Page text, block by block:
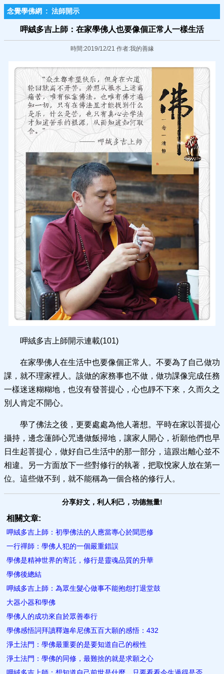
念覺學佛網 : 法師開示
呷絨多吉上師：在家學佛人也要像個正常人一樣生活
時間:2019/12/21 作者:我的善緣
呷絨多吉上師開示連載(101)
在家學佛人在生活中也要像個正常人。不要為了自己做功
課，就不理家裡人。該做的家務事也不做，做功課像完成任務
一樣迷迷糊糊地，也沒有發菩提心，心也靜不下來，久而久之
別人肯定不開心。
學了佛法之後，更要處處為他人著想。平時在家以菩提心
攝持，邊念蓮師心咒邊做飯掃地，讓家人開心，祈願他們也早
日生起菩提心，做好自己生活中的那一部分，這跟出離心並不
相違。另一方面放下一些對修行的執著，把取悅家人放在第一
位。這些做不到，就不能稱為一個合格的修行人。
分享好文，利人利己，功德無量!
相關文章:
呷絨多吉上師：初學佛法的人應當專心於聞思修
一行禪師：學佛人犯的一個嚴重錯誤
學佛是​精神世界的寄託，修行是靈魂品質的升華
學佛後總結
呷絨多吉上師：為眾生髮心做事不能抱怨打退堂鼓
大器小器和學佛
學佛人的成功來自於眾善奉行
學佛感悟詞拜讀釋迦牟尼佛五百大願的感悟：432
淨土法門：學佛最重要的是要知道自己的根性
淨土法門：學佛的同修，最難捨的就是求願之心
呷絨多吉上師：想知道自己前世是什麼，只要看看今生過得是否